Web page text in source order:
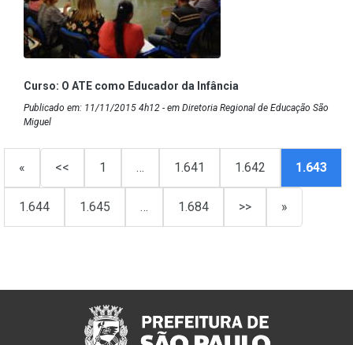
Curso: O ATE como Educador da Infância
Publicado em: 11/11/2015 4h12 - em Diretoria Regional de Educação São
Miguel
« << 1 … 1.641 1.642 1.643
1.644 1.645 … 1.684 >> »